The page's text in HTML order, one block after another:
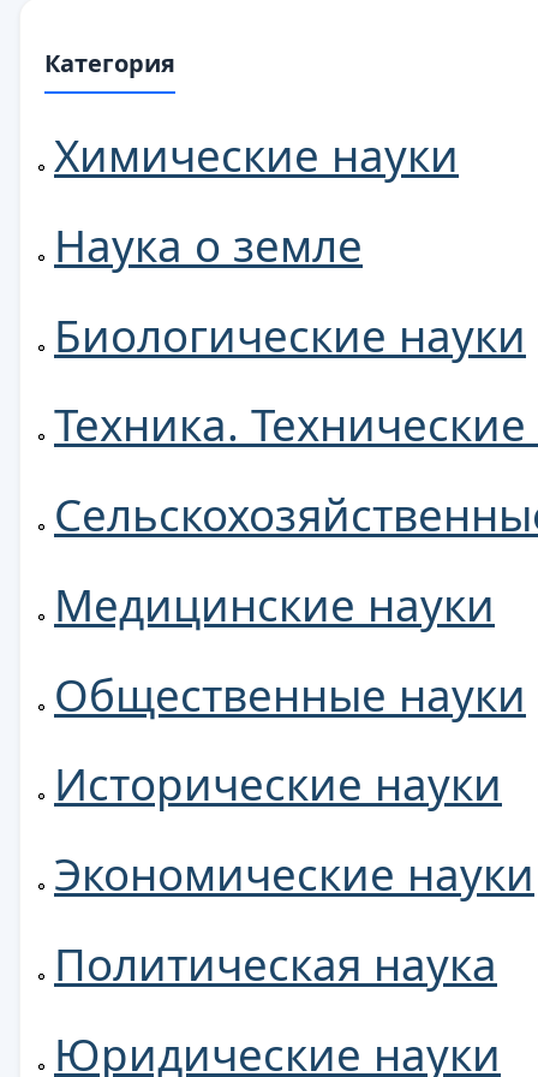
Категория
Химические науки
Наука о земле
Биологические науки
Техника.
Медицинские науки
Общественные науки
Исторические науки
Экономические науки
Политическая наука
Юридические науки